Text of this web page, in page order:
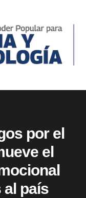
por el
el
país